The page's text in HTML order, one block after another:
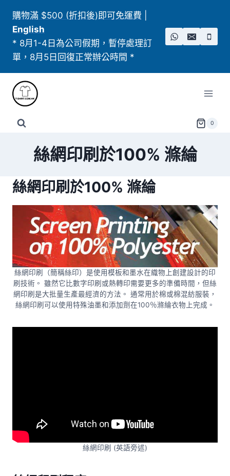
content
購物滿 $500 (折扣後)即可免運費
English
* 8月1-4日為公司假期，暫停處理訂
單，8月5日回復正常辦公時間 *
0
絲網印刷於100% 滌綸
絲網印刷於100% 滌綸
絲網印刷（簡稱絲印）是使用模板和墨水在織物上創建設計的印
刷技術。 雖然它比數字印刷或熱轉印需要更多的準備時間，但絲
網印刷是大批量生產最經濟的方法。 通常用於棉或棉混紡服裝，
絲網印刷可以使用特殊油墨和添加劑在100％滌綸衣物上完成。
絲網印刷 (英語旁述)